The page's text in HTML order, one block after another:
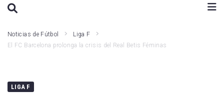
Noticias de Fútbol
Liga F
El FC Barcelona prolonga la crisis del Real Betis Féminas
LIGA F